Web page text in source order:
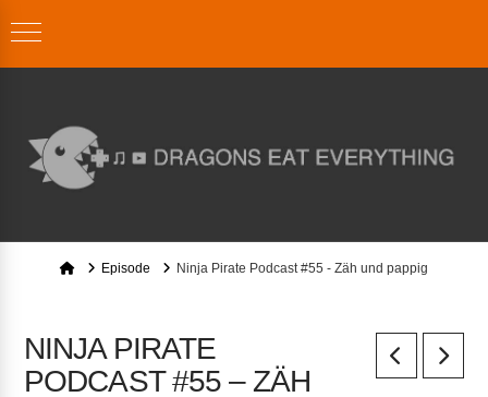
HomeEpisode Ninja Pirate Podcast #55 - Zäh und pappig
NINJA PIRATE
PODCAST #55 – ZÄH